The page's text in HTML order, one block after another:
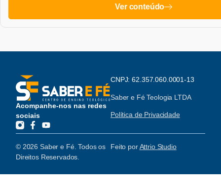
Ver conteúdo
Acompanhe-nos nas redes
sociais
CNPJ: 62.357.060.0001-13
Saber e Fé Teologia LTDA
Política de Privacidade
© 2026 Saber e Fé. Todos os
Direitos Reservados.
Feito porAttrio Studio